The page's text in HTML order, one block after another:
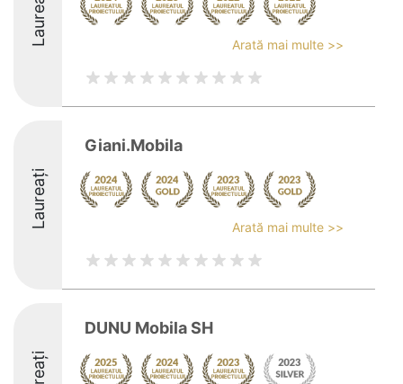
Laureați Arată mai multe >>
Laureați
Giani.Mobila
Arată mai multe >>
DUNU Mobila SH